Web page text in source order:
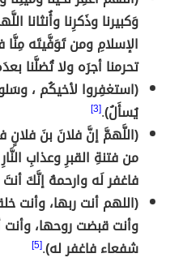
وَكبيرنا وذَكرِنا وأُنثانا
الإسلامِ ومن تَوَفَّيتَه
تحرمنا أجرَه ولا تُضلَّنا
(استغفِروا لأخيكُم ،
يُسأَلُ).
[3]
(اللَّهمَّ إنَّ فلانَ بنَ
من فتنةِ القبرِ وعذابِ
فاغفر لَه وارحمهُ إنَّكَ أنتَ
(اللهم أنت ربها، وأنت
وأنت قبضت روحها، وأنت
شفعاء فاغفر له).
[5]